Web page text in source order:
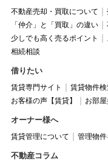
不動産売却・買取について
「仲介」と「買取」の違い
少しでも高く売るポイント
相続相談
借りたい
賃貸専門サイト 賃貸物件
お客様の声【賃貸】
お部
オーナー様へ
賃貸管理について 管理物
不動産コラム